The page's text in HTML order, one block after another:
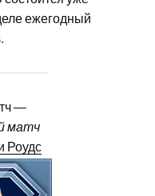
ежегодный
—
матч
Роудс